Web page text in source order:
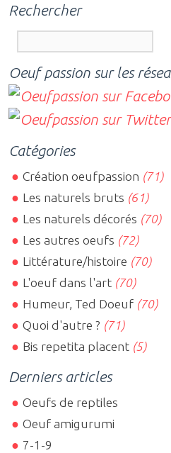
Rechercher
Oeuf passion sur les
Catégories
Création oeufpassion (71)
Les naturels bruts (61)
Les naturels décorés (70)
Les autres oeufs (72)
Littérature/histoire (70)
L'oeuf dans l'art (70)
Humeur, Ted Doeuf (70)
Quoi d'autre ? (71)
Bis repetita placent (5)
Derniers articles
Oeufs de reptiles
Oeuf amigurumi
7-1-9